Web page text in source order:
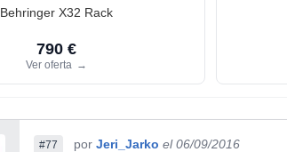
Behringer X32 Rack
790 €
Ver oferta →
#77 por Jeri_Jarko el 06/09/2016